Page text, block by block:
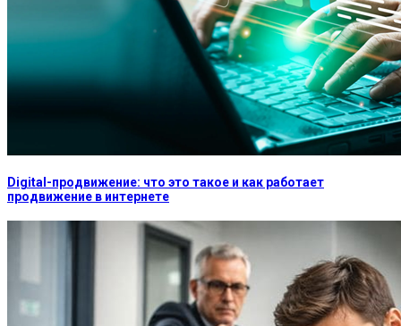
Digital-продвижение: что это такое и как работает
продвижение в интернете